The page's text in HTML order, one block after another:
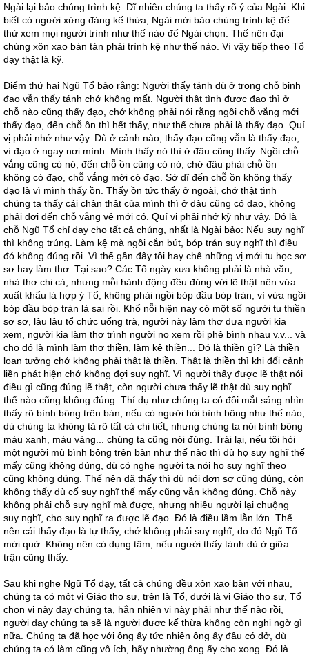
Ngài lại bảo chúng trình kệ. Dĩ nhiên chúng ta thấy rõ ý của Ngài. Khi
biết có người xứng đáng kế thừa, Ngài mới bảo chúng trình kệ để
thử xem mọi người trình như thế nào để Ngài chọn. Thế nên đại
chúng xôn xao bàn tán phải trình kệ như thế nào. Vì vậy tiếp theo Tổ
dạy thật là kỹ.
Điểm thứ hai Ngũ Tổ bảo rằng: Người thấy tánh dù ở trong chỗ binh
đao vẫn thấy tánh chớ không mất. Người thật tình được đạo thì ở
chỗ nào cũng thấy đạo, chớ không phải nói rằng ngồi chỗ vắng mới
thấy đạo, đến chỗ ồn thì hết thấy, như thế chưa phải là thấy đạo. Quí
vị phải nhớ như vậy. Dù ở cảnh nào, thấy đạo cũng vẫn là thấy đạo,
vì đạo ở ngay nơi mình. Mình thấy nó thì ở đâu cũng thấy. Ngồi chỗ
vắng cũng có nó, đến chỗ ồn cũng có nó, chớ đâu phải chỗ ồn
không có đạo, chỗ vắng mới có đạo. Sở dĩ đến chỗ ồn không thấy
đạo là vì mình thấy ồn. Thấy ồn tức thấy ở ngoài, chớ thật tình
chúng ta thấy cái chân thật của mình thì ở đâu cũng có đạo, không
phải đợi đến chỗ vắng vẻ mới có. Quí vị phải nhớ kỹ như vậy. Đó là
chỗ Ngũ Tổ chỉ dạy cho tất cả chúng, nhất là Ngài bảo: Nếu suy nghĩ
thì không trúng. Làm kệ mà ngồi cắn bút, bóp trán suy nghĩ thì điều
đó không đúng rồi. Vì thế gần đây tôi hay chê những vị mới tu học sơ
sơ hay làm thơ. Tại sao? Các Tổ ngày xưa không phải là nhà văn,
nhà thơ chi cả, nhưng mỗi hành động đều đúng với lẽ thật nên vừa
xuất khẩu là hợp ý Tổ, không phải ngồi bóp đầu bóp trán, vì vừa ngồi
bóp đầu bóp trán là sai rồi. Khổ nỗi hiện nay có một số người tu thiền
sơ sơ, lâu lâu tổ chức uống trà, người này làm thơ đưa người kia
xem, người kia làm thơ trình người nọ xem rồi phê bình nhau v.v... và
cho đó là mình làm thơ thiền, làm kệ thiền... Đó là thiền gì? Là thiền
loạn tưởng chớ không phải thật là thiền. Thật là thiền thì khi đối cảnh
liền phát hiện chớ không đợi suy nghĩ. Vì người thấy được lẽ thật nói
điều gì cũng đúng lẽ thật, còn người chưa thấy lẽ thật dù suy nghĩ
thế nào cũng không đúng. Thí dụ như chúng ta có đôi mắt sáng nhìn
thấy rõ bình bông trên bàn, nếu có người hỏi bình bông như thế nào,
dù chúng ta không tả rõ tất cả chi tiết, nhưng chúng ta nói bình bông
màu xanh, màu vàng... chúng ta cũng nói đúng. Trái lại, nếu tôi hỏi
một người mù bình bông trên bàn như thế nào thì dù họ suy nghĩ thế
mấy cũng không đúng, dù có nghe người ta nói họ suy nghĩ theo
cũng không đúng. Thế nên đã thấy thì dù nói đơn sơ cũng đúng, còn
không thấy dù cố suy nghĩ thế mấy cũng vẫn không đúng. Chỗ này
không phải chỗ suy nghĩ mà được, nhưng nhiều người lại chuộng
suy nghĩ, cho suy nghĩ ra được lẽ đạo. Đó là điều lầm lẫn lớn. Thế
nên cái thấy đạo là tự thấy, chớ không phải suy nghĩ, do đó Ngũ Tổ
mới quở: Không nên có dụng tâm, nếu người thấy tánh dù ở giữa
trận cũng thấy.
Sau khi nghe Ngũ Tổ dạy, tất cả chúng đều xôn xao bàn với nhau,
chúng ta có một vị Giáo thọ sư, trên là Tổ, dưới là vị Giáo thọ sư, Tổ
chọn vị này dạy chúng ta, hẳn nhiên vị này phải như thế nào rồi,
người dạy chúng ta sẽ là người được kế thừa không còn nghi ngờ gì
nữa. Chúng ta đã học với ông ấy tức nhiên ông ấy đâu có dở, dù
chúng ta có làm cũng vô ích, hãy nhường ông ấy cho xong. Đó là